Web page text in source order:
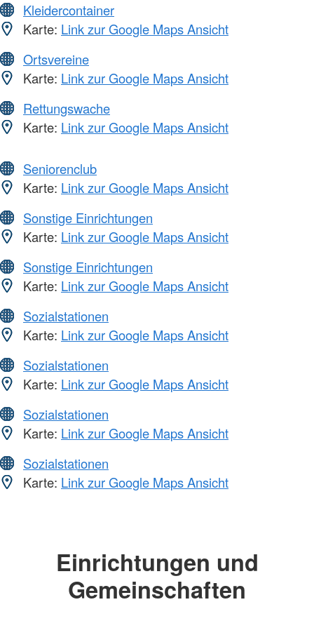
Kleidercontainer
Karte: Link zur Google Maps Ansicht
Ortsvereine
Karte: Link zur Google Maps Ansicht
Rettungswache
Karte: Link zur Google Maps Ansicht
Seniorenclub
Karte: Link zur Google Maps Ansicht
Sonstige Einrichtungen
Karte: Link zur Google Maps Ansicht
Sonstige Einrichtungen
Karte: Link zur Google Maps Ansicht
Sozialstationen
Karte: Link zur Google Maps Ansicht
Sozialstationen
Karte: Link zur Google Maps Ansicht
Sozialstationen
Karte: Link zur Google Maps Ansicht
Sozialstationen
Karte: Link zur Google Maps Ansicht
Einrichtungen und
Gemeinschaften